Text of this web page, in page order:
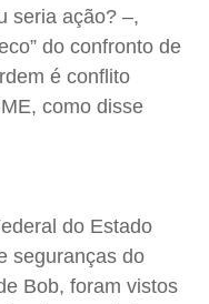
seria ação? –,
do confronto de
é conflito
como disse
do Estado
seguranças do
Bob, foram vistos